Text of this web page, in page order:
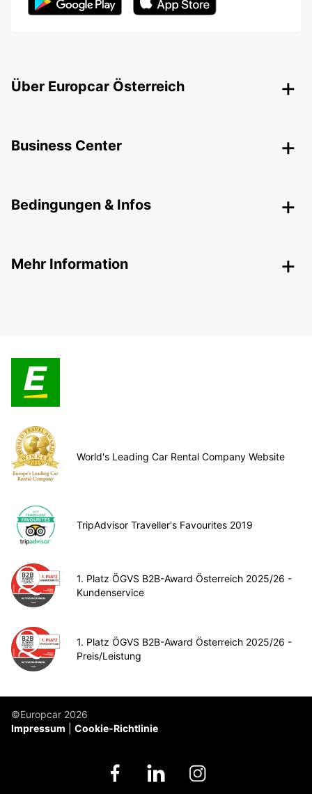
Über Europcar Österreich
Business Center
Bedingungen & Infos
Mehr Information
World's Leading Car Rental Company Website
TripAdvisor Traveller's Favourites 2019
1. Platz ÖGVS B2B-Award Österreich 2025/26 -
Kundenservice
1. Platz ÖGVS B2B-Award Österreich 2025/26 -
Preis/Leistung
©Europcar 2026
Impressum
Cookie-Richtlinie